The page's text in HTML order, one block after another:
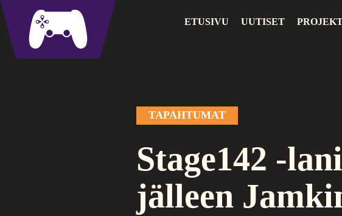
Siirry
sisältöön
Coesports
ETUSIVU UUTISET
TAPAHTUMAT
Stage142 -
jälleen